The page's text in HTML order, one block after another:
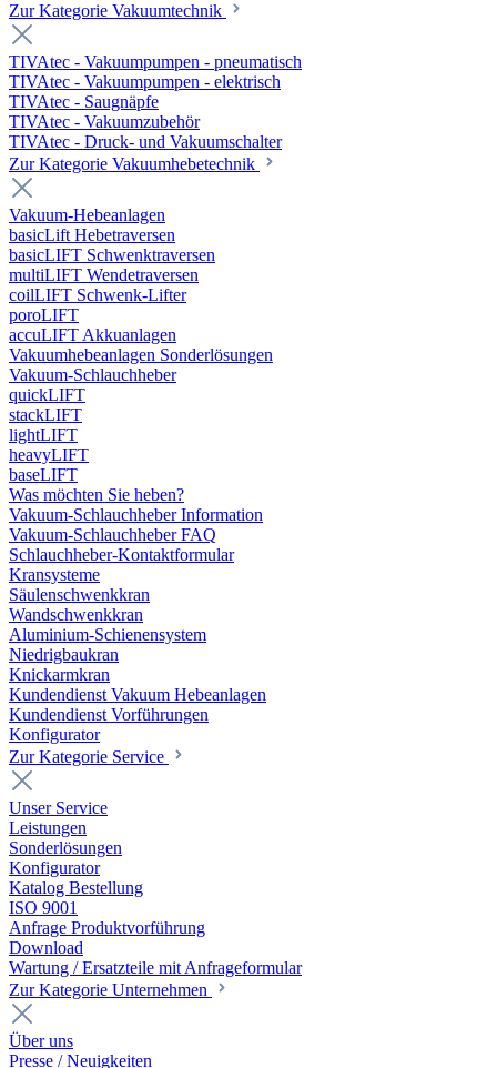
Zur Kategorie Vakuumtechnik
TIVAtec - Vakuumpumpen - pneumatisch
TIVAtec - Vakuumpumpen - elektrisch
TIVAtec - Saugnäpfe
TIVAtec - Vakuumzubehör
TIVAtec - Druck- und Vakuumschalter
Zur Kategorie Vakuumhebetechnik
Vakuum-Hebeanlagen
basicLift Hebetraversen
basicLIFT Schwenktraversen
multiLIFT Wendetraversen
coilLIFT Schwenk-Lifter
poroLIFT
accuLIFT Akkuanlagen
Vakuumhebeanlagen Sonderlösungen
Vakuum-Schlauchheber
quickLIFT
stackLIFT
lightLIFT
heavyLIFT
baseLIFT
Was möchten Sie heben?
Vakuum-Schlauchheber Information
Vakuum-Schlauchheber FAQ
Schlauchheber-Kontaktformular
Kransysteme
Säulenschwenkkran
Wandschwenkkran
Aluminium-Schienensystem
Niedrigbaukran
Knickarmkran
Kundendienst Vakuum Hebeanlagen
Kundendienst Vorführungen
Konfigurator
Zur Kategorie Service
Unser Service
Leistungen
Sonderlösungen
Konfigurator
Katalog Bestellung
ISO 9001
Anfrage Produktvorführung
Download
Wartung / Ersatzteile mit Anfrageformular
Zur Kategorie Unternehmen
Über uns
Presse / Neuigkeiten